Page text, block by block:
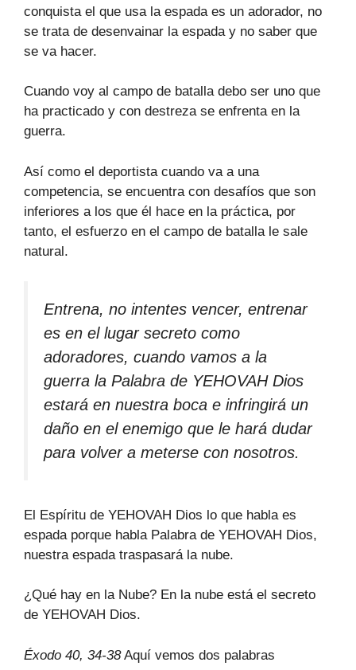
conquista el que usa la espada es un adorador, no
se trata de desenvainar la espada y no saber que
se va hacer.
Cuando voy al campo de batalla debo ser uno que
ha practicado y con destreza se enfrenta en la
guerra.
Así como el deportista cuando va a una
competencia, se encuentra con desafíos que son
inferiores a los que él hace en la práctica, por
tanto, el esfuerzo en el campo de batalla le sale
natural.
Entrena, no intentes vencer, entrenar
es en el lugar secreto como
adoradores, cuando vamos a la
guerra la Palabra de YEHOVAH Dios
estará en nuestra boca e infringirá un
daño en el enemigo que le hará dudar
para volver a meterse con nosotros.
El Espíritu de YEHOVAH Dios lo que habla es
espada porque habla Palabra de YEHOVAH Dios,
nuestra espada traspasará la nube.
¿Qué hay en la Nube? En la nube está el secreto
de YEHOVAH Dios.
Éxodo 40, 34-38Aquí vemos dos palabras